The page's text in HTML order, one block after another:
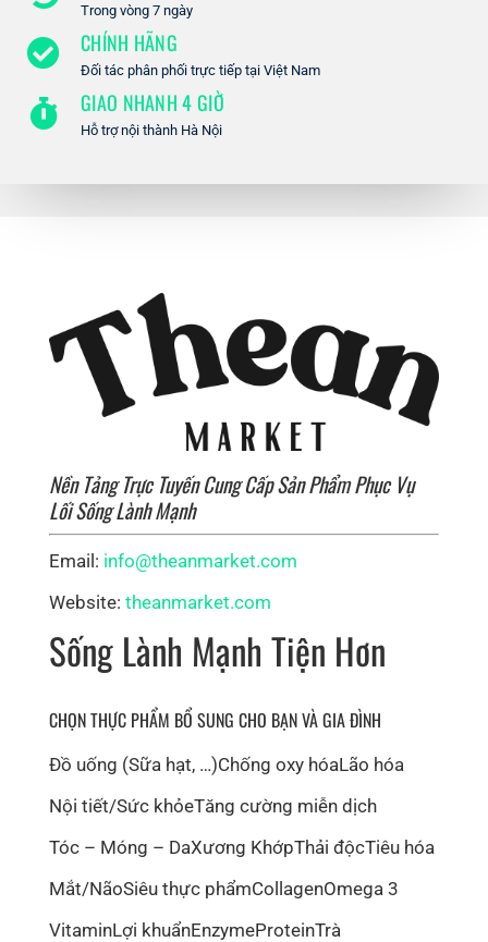
Trong vòng 7 ngày
CHÍNH HÃNG
Đối tác phân phối trực tiếp tại Việt Nam
GIAO NHANH 4 GIỜ
Hỗ trợ nội thành Hà Nội
Nền Tảng Trực Tuyến Cung Cấp Sản Phẩm Phục Vụ
Lối Sống Lành Mạnh
Email: info@theanmarket.com
Website: theanmarket.com
Sống Lành Mạnh Tiện Hơn
CHỌN THỰC PHẨM BỔ SUNG CHO BẠN VÀ GIA ĐÌNH
Đồ uống (Sữa hạt, …)Chống oxy hóaLão hóa
Nội tiết/Sức khỏeTăng cường miễn dịch
Tóc – Móng – DaXương KhớpThải độcTiêu hóa
Mắt/NãoSiêu thực phẩmCollagenOmega 3
VitaminLợi khuẩnEnzymeProteinTrà